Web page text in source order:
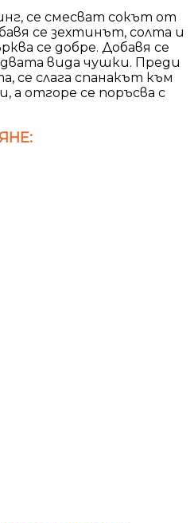
се смесват сокът от
се зехтинът, солта и
се добре. Добавя се
вида чушки. Преди
се слага спанакът към
а отгоре се поръсва с